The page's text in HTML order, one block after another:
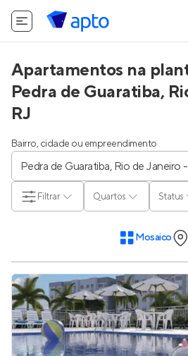
Apartamentos na
Pedra de Guaratiba,
RJ
Bairro, cidade ou empreendimento
Quartos Status
Filtrar
Mosaico